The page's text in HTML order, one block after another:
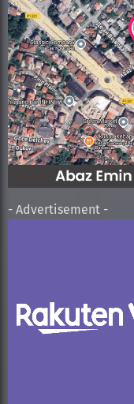
- Advertisement -